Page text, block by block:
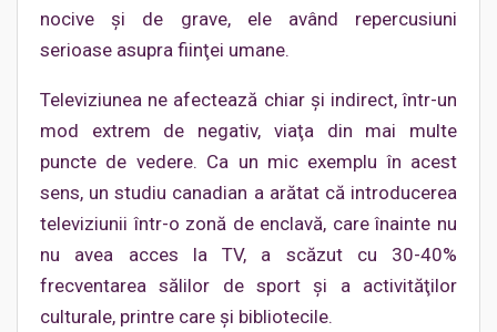
nocive şi de grave, ele având repercusiuni
serioase asupra fiinţei umane.
Televiziunea ne afectează chiar şi indirect, într-un
mod extrem de negativ, viaţa din mai multe
puncte de vedere. Ca un mic exemplu în acest
sens, un studiu canadian a arătat că introducerea
televiziunii într-o zonă de enclavă, care înainte nu
nu avea acces la TV, a scăzut cu 30-40%
frecventarea sălilor de sport şi a activităţilor
culturale, printre care şi bibliotecile.